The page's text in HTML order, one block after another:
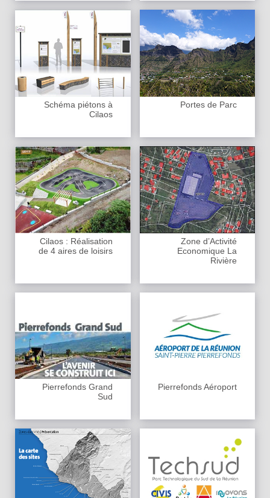
Schéma piétons à
Cilaos
Portes de Parc
Cilaos : Réalisation
de 4 aires de loisirs
Zone d’Activité
Economique La
Rivière
Pierrefonds Grand
Sud
Pierrefonds Aéroport